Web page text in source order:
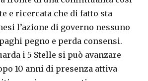
e ricercata che di fatto sta
l’azione di governo nessuno
pegno e perda consensi.
i 5 Stelle si può avanzare
10 anni di presenza attiva